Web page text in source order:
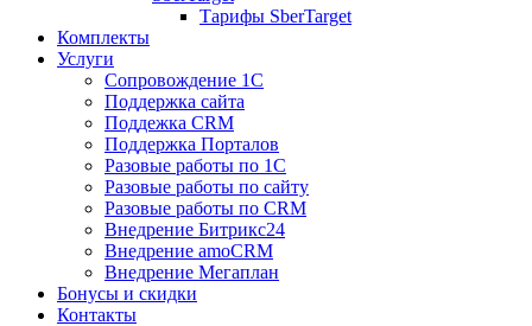
Тарифы SberTarget
Комплекты
Услуги
Сопровождение 1С
Поддержка сайта
Поддежка CRM
Поддержка Порталов
Разовые работы по 1С
Разовые работы по сайту
Разовые работы по CRM
Внедрение Битрикс24
Внедрение amoCRM
Внедрение Мегаплан
Бонусы и скидки
Контакты